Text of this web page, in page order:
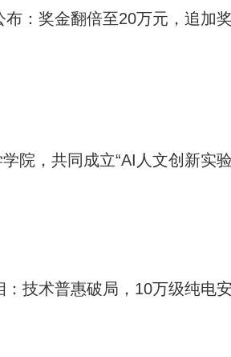
：奖金翻倍至20万元，追加
院，共同成立“AI人文创新实
技术普惠破局，10万级纯电